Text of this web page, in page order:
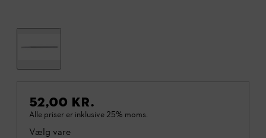
52,00 KR.
Alle priser er inklusive 25% moms.
Vælg vare